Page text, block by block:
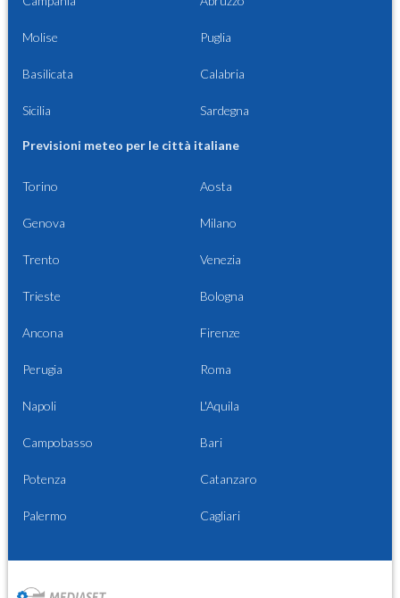
Molise Puglia
Basilicata Calabria
Sicilia Sardegna
Previsioni meteo per le città italiane
Torino Aosta
Genova Milano
Trento Venezia
Trieste Bologna
Ancona Firenze
Perugia Roma
Napoli L'Aquila
Campobasso Bari
Potenza Catanzaro
Palermo Cagliari